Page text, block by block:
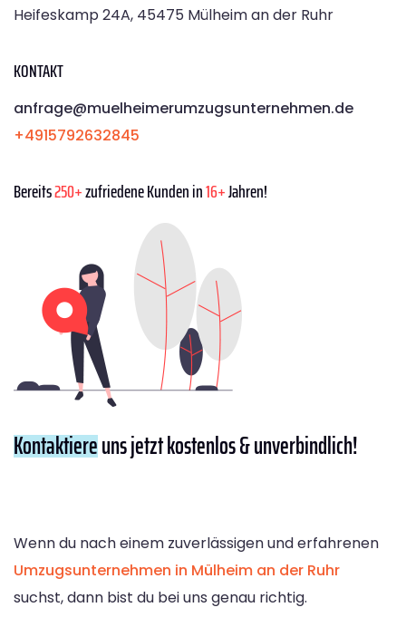
Heifeskamp 24A, 45475 Mülheim an der Ruhr
KONTAKT
anfrage@muelheimerumzugsunternehmen.de
+4915792632845
Bereits250+zufriedene Kunden in16+Jahren!
Kontaktiereuns jetzt kostenlos & unverbindlich!
Wenn du nach einem zuverlässigen und erfahrenen
Umzugsunternehmen in Mülheim an der Ruhr
suchst, dann bist du bei uns genau richtig.